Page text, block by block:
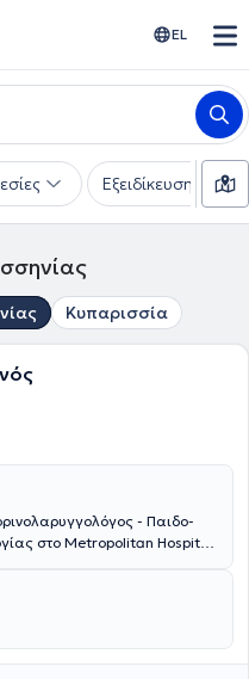
EL
Εξειδίκευση
Κυπαρισσία
- Παιδο-
στο Metropolitan Hospital
Σχολής του
την ειδικότητα του στο
Νοσοκομείου Αθηνών
στην ενδοσκοπική